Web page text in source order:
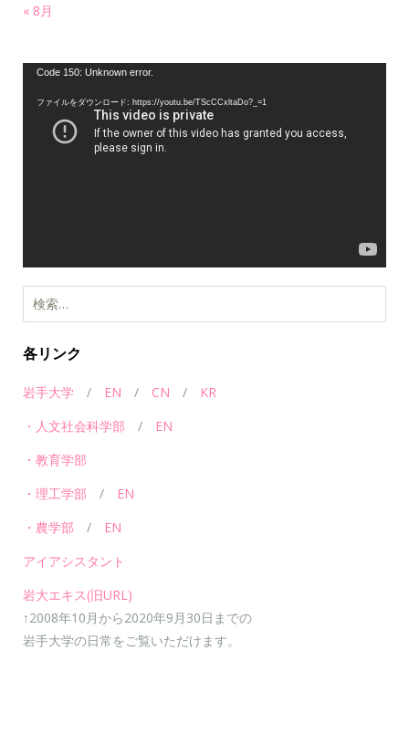
« 8月
Code 150: Unknown error.
ファイルをダウンロード: https://youtu.be/TScCCxltaDo?_=1
各リンク
岩手大学 / EN / CN / KR
・人文社会科学部 / EN
・教育学部
・理工学部 / EN
・農学部 / EN
アイアシスタント
岩大エキス(旧URL)
↑2008年10月から2020年9月30日までの
岩手大学の日常をご覧いただけます。